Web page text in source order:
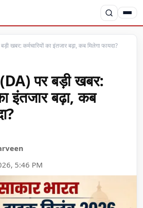
खबर: कर्मचारियों का इंतजार बढ़ा, कब मिलेगा फायदा?
(DA) पर बड़ी खबर:
इंतजार बढ़ा, कब
5:46 PM